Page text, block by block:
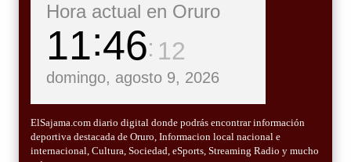
Hora actual en Oruro
11 46 14
domingo, agosto 9, 2026
ElSajama.com diario digital donde podrás encontrar información
deportiva destacada de Oruro, Informacion local nacional e
internacional, Cultura, Sociedad, eSports, Streaming Radio y mucho